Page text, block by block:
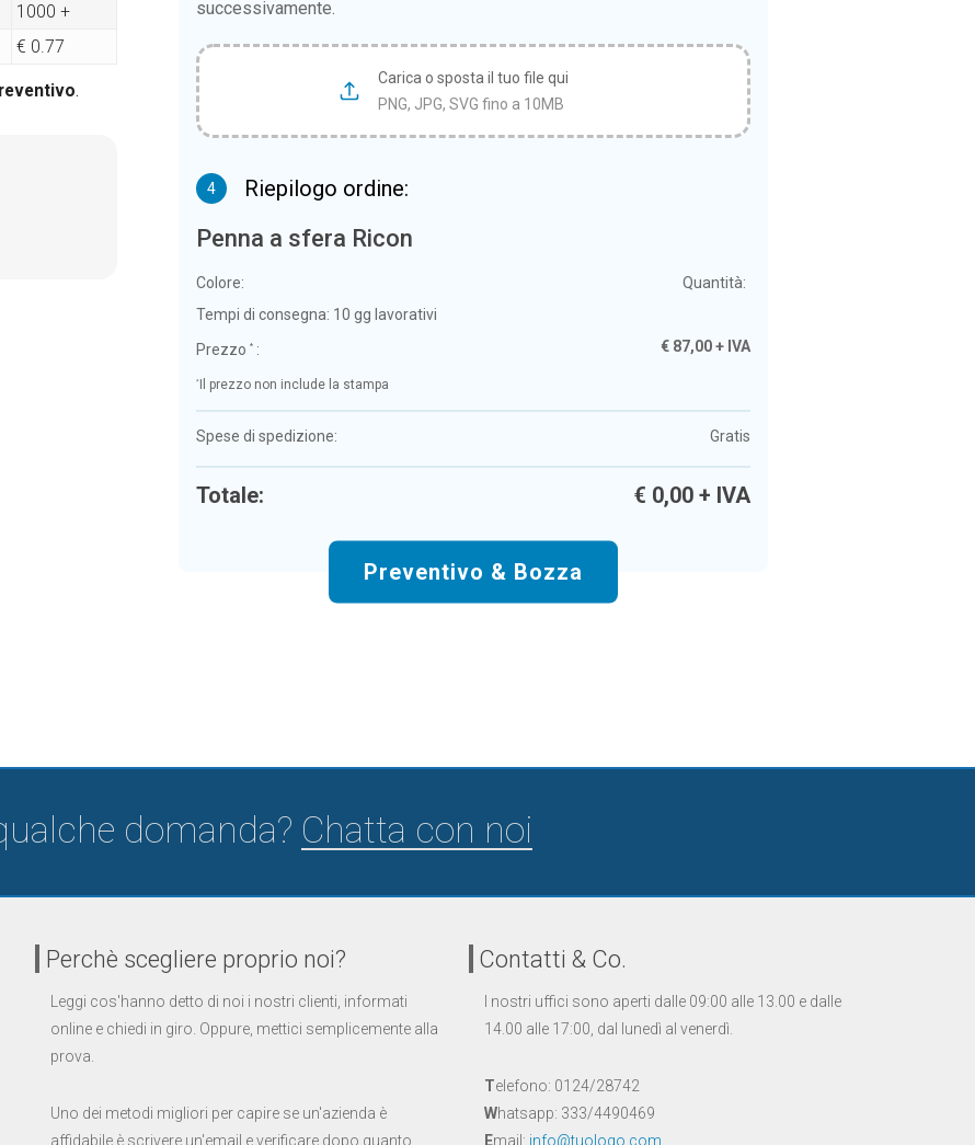
1000 +
€ 0.77
.
successivamente.
Carica o sposta il tuo file qui
PNG, JPG, SVG fino a 10MB
4 Riepilogo ordine:
Penna a sfera Ricon
Colore:
Quantità:
Tempi di consegna: 10 gg lavorativi
Prezzo *: € 87,00+ IVA
* Il prezzo non include la stampa
Spese di spedizione: Gratis
Totale: € 0,00 + IVA
Preventivo & Bozza
domanda? Chatta con noi
Perchè scegliere proprio noi?
Leggi cos'hanno detto di noi i nostri clienti, informati
online e chiedi in giro. Oppure, mettici semplicemente alla
prova.
Uno dei metodi migliori per capire se un'azienda è
affidabile è scrivere un'email e verificare dopo quanto
Contatti & Co.
I nostri uffici sono aperti dalle 09:00 alle 13.00 e dalle
14.00 alle 17:00, dal lunedì al venerdì.
Telefono: 0124/28742
Whatsapp: 333/4490469
Email: info@tuologo.com